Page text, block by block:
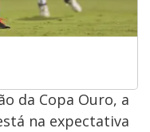
da Copa Ouro, a
na expectativa